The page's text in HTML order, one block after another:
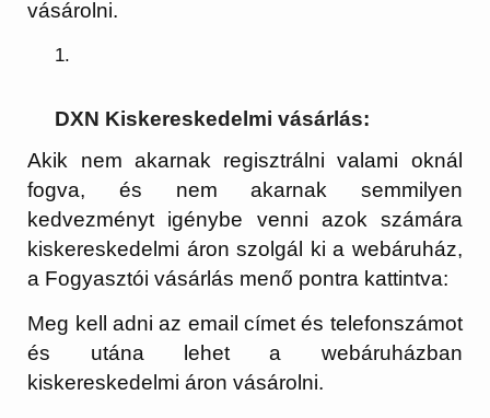
vásárolni.
DXN Kiskereskedelmi vásárlás:
Akik nem akarnak regisztrálni valami oknál
fogva, és nem akarnak semmilyen
kedvezményt igénybe venni azok számára
kiskereskedelmi áron szolgál ki a webáruház,
a Fogyasztói vásárlás menő pontra kattintva:
Meg kell adni az email címet és telefonszámot
és utána lehet a webáruházban
kiskereskedelmi áron vásárolni.